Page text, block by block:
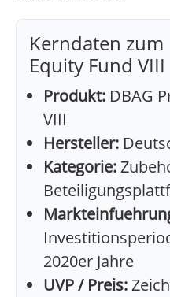
Kerndaten zum
Equity Fund VIII
Produkt: DBAG
VIII
Hersteller:
Kategorie:
2020er Jahre
UVP / Preis: